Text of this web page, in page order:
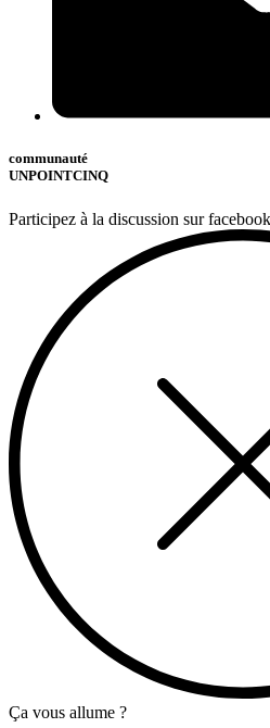
communauté
UNPOINTCINQ
Participez à la discussion sur facebook
Ça vous allume ?